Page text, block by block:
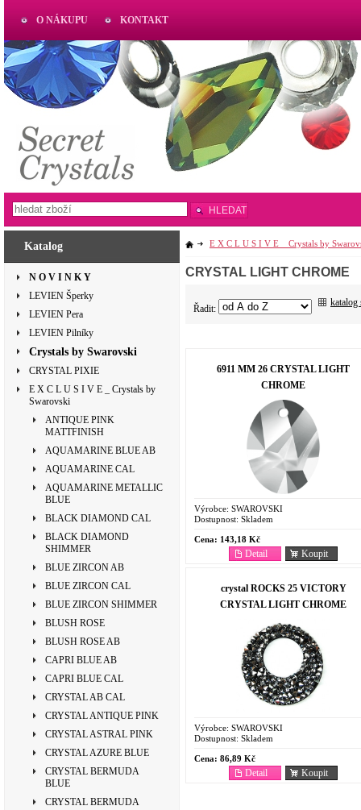
Katalog
N O V I N K Y
LEVIEN Šperky
LEVIEN Pera
LEVIEN Pilníky
Crystals by Swarovski
CRYSTAL PIXIE
E X C L U S I V E _ Crystals by
Swarovski
ANTIQUE PINK
MATTFINISH
AQUAMARINE BLUE AB
AQUAMARINE CAL
AQUAMARINE METALLIC
BLUE
BLACK DIAMOND CAL
BLACK DIAMOND
SHIMMER
BLUE ZIRCON AB
BLUE ZIRCON CAL
BLUE ZIRCON SHIMMER
BLUSH ROSE
BLUSH ROSE AB
CAPRI BLUE AB
CAPRI BLUE CAL
CRYSTAL AB CAL
CRYSTAL ANTIQUE PINK
CRYSTAL ASTRAL PINK
CRYSTAL AZURE BLUE
CRYSTAL BERMUDA
BLUE
CRYSTAL BERMUDA
E X C L U S I V E _ Crystals by
CRYSTAL LIGHT CHROME
Řadit:
katalog
6911 MM 26 CRYSTAL LIGHT
CHROME
Výrobce: SWAROVSKI
Dostupnost: Skladem
Cena: 143,18 Kč
Koupit
Detail
crystal ROCKS 25 VICTORY
CRYSTAL LIGHT CHROME
Výrobce: SWAROVSKI
Dostupnost: Skladem
Cena: 86,89 Kč
Koupit
Detail
O NÁKUPU KONTAKT
AKTUAL
www.aktual-koralky.cz
HLEDAT